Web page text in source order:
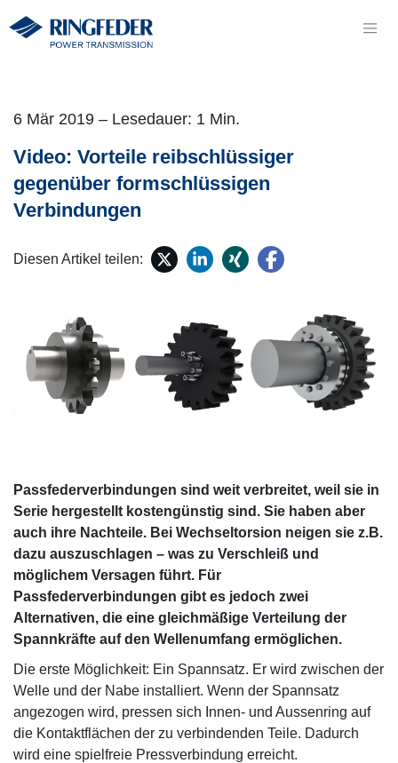
6 Mär 2019 – Lesedauer: 1 Min.
Video: Vorteile reibschlüssiger
gegenüber formschlüssigen
Verbindungen
Diesen Artikel teilen:
Passfederverbindungen sind weit verbreitet, weil sie in
Serie hergestellt kostengünstig sind. Sie haben aber
auch ihre Nachteile. Bei Wechseltorsion neigen sie z.B.
dazu auszuschlagen – was zu Verschleiß und
möglichem Versagen führt. Für
Passfederverbindungen gibt es jedoch zwei
Alternativen, die eine gleichmäßige Verteilung der
Spannkräfte auf den Wellenumfang ermöglichen.
Die erste Möglichkeit: Ein Spannsatz. Er wird zwischen der
Welle und der Nabe installiert. Wenn der Spannsatz
angezogen wird, pressen sich Innen- und Aussenring auf
die Kontaktflächen der zu verbindenden Teile. Dadurch
wird eine spielfreie Pressverbindung erreicht.